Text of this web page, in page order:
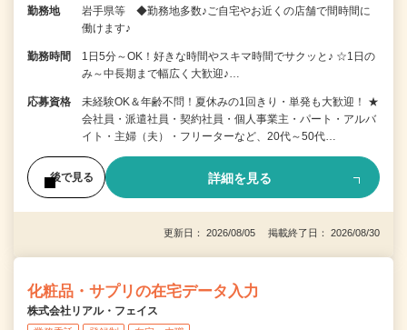
勤務地
岩手県等 ◆勤務地多数♪ご自宅やお近くの店舗で間時間に
働けます♪
勤務時間
1日5分～OK！好きな時間やスキマ時間でサクッと♪ ☆1日の
み～中長期まで幅広く大歓迎♪…
応募資格
未経験OK＆年齢不問！夏休みの1回きり・単発も大歓迎！ ★
会社員・派遣社員・契約社員・個人事業主・パート・アルバ
イト・主婦（夫）・フリーターなど、20代～50代…
後で見る 詳細を見る
更新日： 2026/08/05 掲載終了日： 2026/08/30
化粧品・サプリの在宅データ入力
株式会社リアル・フェイス